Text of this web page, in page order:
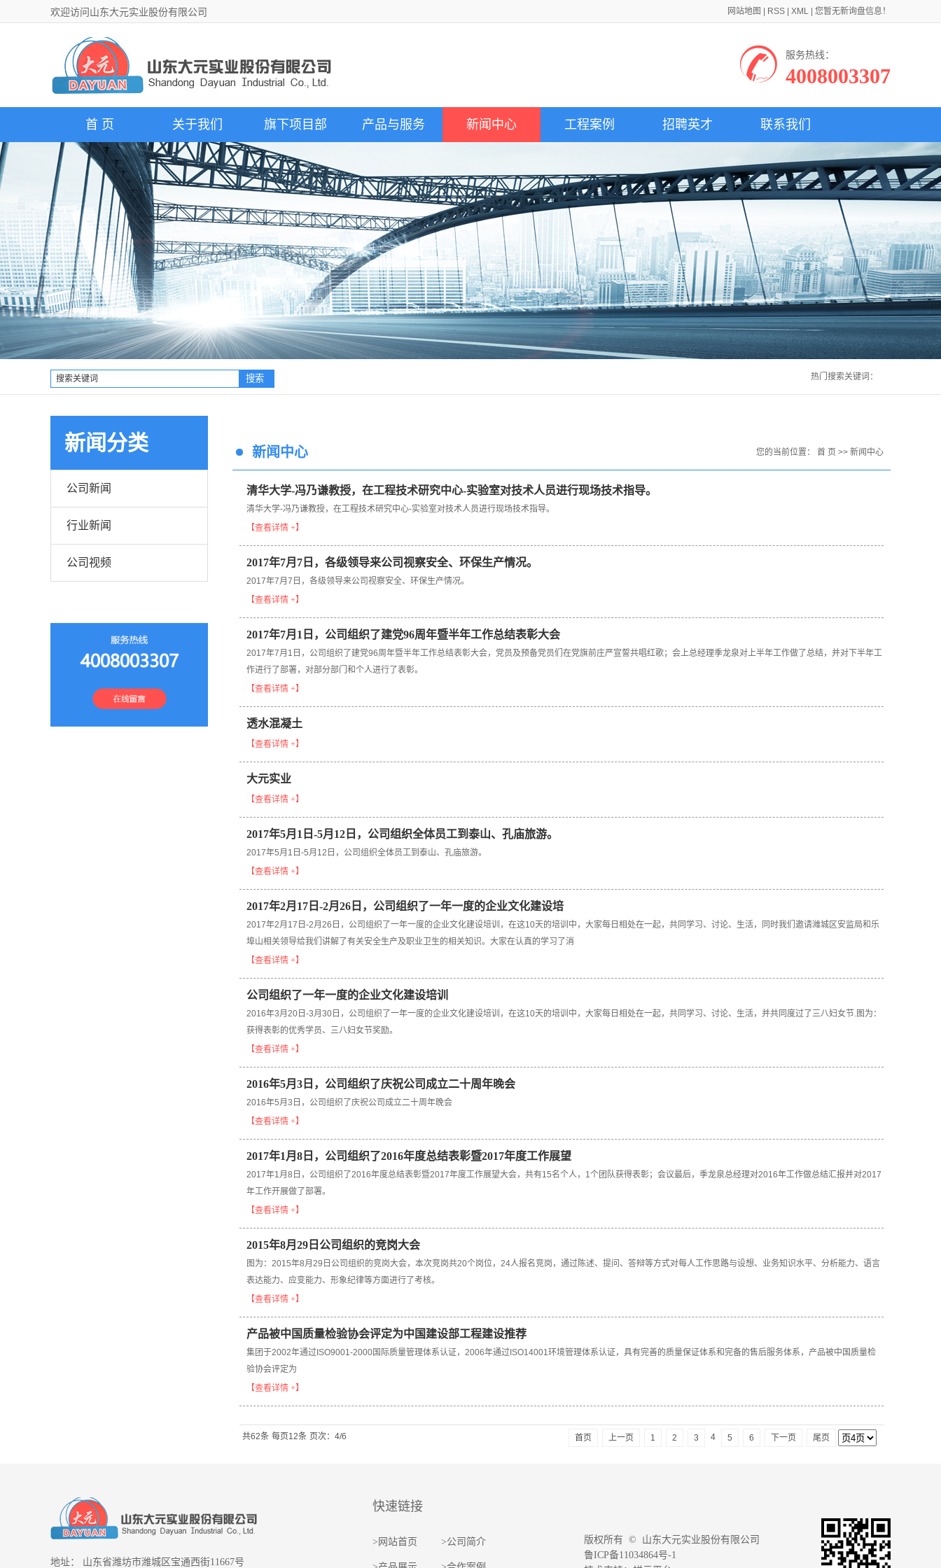
欢迎访问山东大元实业股份有限公司 网站地图 RSS XML 您暂无新询盘信息！
服务热线：
4008003307
首 页 关于我们
企业介绍
荣誉资质
25周年庆技术篇
25周年庆经济篇
25周年庆文化篇
25周年庆人才篇
团队风采
联系我们
旗下项目部
商品混凝土项目部
道钉锚固剂项目部
超高性能新材料项目部
混凝土外加剂项目部
污水处理项目部
工程技术研究中心
装配模块建筑项目部
装配模具项目部
产品与服务
道钉锚固剂
干粉砂浆
外加剂
装配模块建筑
装配模具
新闻中心
行业新闻
公司视频
工程案例 招聘英才 联系我们
热门搜索关键词：
新闻分类
公司新闻
行业新闻
公司视频
新闻中心 您的当前位置： 首 页 >> 新闻中心
清华大学-冯乃谦教授，在工程技术研究中心-实验室对技术人员进行现场技术指导。
清华大学-冯乃谦教授，在工程技术研究中心-实验室对技术人员进行现场技术指导。
【查看详情 +】
2017年7月7日，各级领导来公司视察安全、环保生产情况。
2017年7月7日，各级领导来公司视察安全、环保生产情况。
【查看详情 +】
2017年7月1日，公司组织了建党96周年暨半年工作总结表彰大会
2017年7月1日，公司组织了建党96周年暨半年工作总结表彰大会，党员及预备党员们在党旗前庄严宣誓共唱红歌；会上总经理季龙泉对上半年工作做了总结，并对下半年工
作进行了部署，对部分部门和个人进行了表彰。
【查看详情 +】
透水混凝土
【查看详情 +】
大元实业
【查看详情 +】
2017年5月1日-5月12日，公司组织全体员工到泰山、孔庙旅游。
2017年5月1日-5月12日，公司组织全体员工到泰山、孔庙旅游。
【查看详情 +】
2017年2月17日-2月26日，公司组织了一年一度的企业文化建设培
2017年2月17日-2月26日，公司组织了一年一度的企业文化建设培训，在这10天的培训中，大家每日相处在一起，共同学习、讨论、生活，同时我们邀请潍城区安监局和乐
埠山相关领导给我们讲解了有关安全生产及职业卫生的相关知识。大家在认真的学习了消
【查看详情 +】
公司组织了一年一度的企业文化建设培训
2016年3月20日-3月30日，公司组织了一年一度的企业文化建设培训，在这10天的培训中，大家每日相处在一起，共同学习、讨论、生活，并共同度过了三八妇女节.图为：
获得表彰的优秀学员、三八妇女节奖励。
【查看详情 +】
2016年5月3日，公司组织了庆祝公司成立二十周年晚会
2016年5月3日，公司组织了庆祝公司成立二十周年晚会
【查看详情 +】
2017年1月8日，公司组织了2016年度总结表彰暨2017年度工作展望
2017年1月8日，公司组织了2016年度总结表彰暨2017年度工作展望大会，共有15名个人，1个团队获得表彰；会议最后，季龙泉总经理对2016年工作做总结汇报并对2017
年工作开展做了部署。
【查看详情 +】
2015年8月29日公司组织的竞岗大会
图为：2015年8月29日公司组织的竞岗大会，本次竞岗共20个岗位，24人报名竞岗，通过陈述、提问、答辩等方式对每人工作思路与设想、业务知识水平、分析能力、语言
表达能力、应变能力、形象纪律等方面进行了考核。
【查看详情 +】
产品被中国质量检验协会评定为中国建设部工程建设推荐
集团于2002年通过ISO9001-2000国际质量管理体系认证，2006年通过ISO14001环境管理体系认证，具有完善的质量保证体系和完备的售后服务体系，产品被中国质量检
验协会评定为
【查看详情 +】
共62条 每页12条 页次：4/6 首页 上一页 1 2 3 4 5 6 下一页 尾页
地址： 山东省潍坊市潍城区宝通西街11667号
快速链接
> 网站首页 >公司简介
版权所有 © 山东大元实业股份有限公司
鲁ICP备11034864号-1